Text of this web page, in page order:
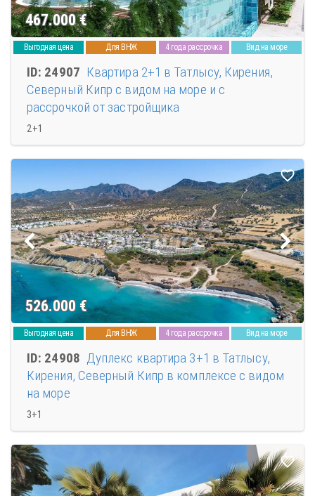
467.000€
Выгодная цена Для ВНЖ 4 года рассрочка Вид на море
ID: 24907 Квартира 2+1 в Татлысу, Кирения,
Северный Кипр с видом на море и с
рассрочкой от застройщика
2+1
526.000 €
Выгодная цена Для ВНЖ 4 года рассрочка Вид на море
ID: 24908 Дуплекс квартира 3+1 в Татлысу,
Кирения, Северный Кипр в комплексе с видом
на море
3+1